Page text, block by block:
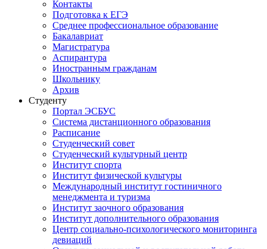
Контакты
Подготовка к ЕГЭ
Среднее профессиональное образование
Бакалавриат
Магистратура
Аспирантура
Иностранным гражданам
Школьнику
Архив
Студенту
Портал ЭСБУС
Система дистанционного образования
Расписание
Студенческий совет
Студенческий культурный центр
Институт спорта
Институт физической культуры
Международный институт гостиничного
менеджмента и туризма
Институт заочного образования
Институт дополнительного образования
Центр социально-психологического мониторинга
девиаций